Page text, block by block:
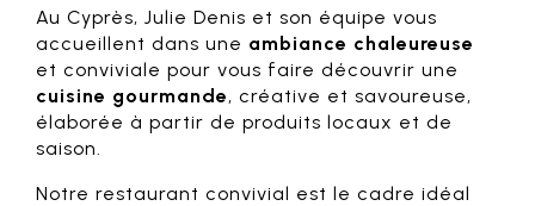
Au Cyprès, Julie Denis et son équipe vous
accueillent dans une ambiance chaleureuse
et conviviale pour vous faire découvrir une
cuisine gourmande, créative et savoureuse,
élaborée à partir de produits locaux et de
saison.
Notre restaurant convivial est le cadre idéal